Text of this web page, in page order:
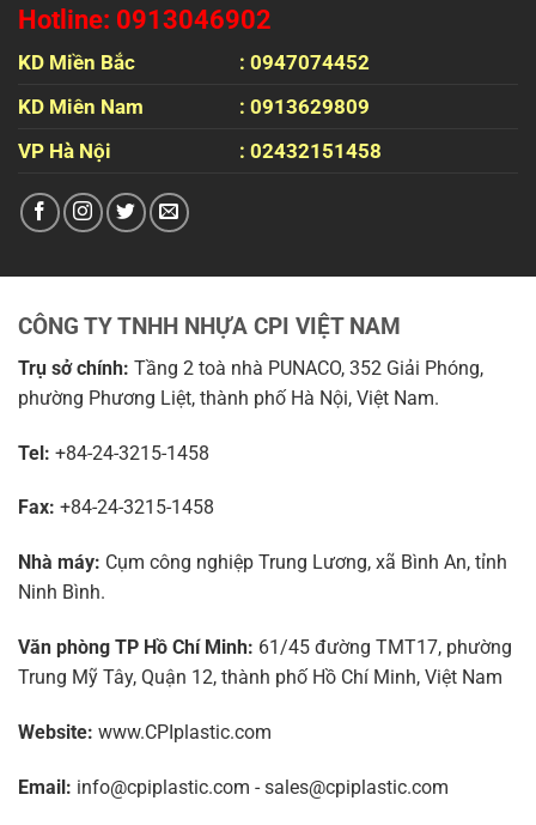
Hotline: 0913046902
KD Miền Bắc
: 0947074452
KD Miên Nam
: 0913629809
VP Hà Nội
: 02432151458
CÔNG TY TNHH NHỰA CPI VIỆT NAM
Trụ sở chính: Tầng 2 toà nhà PUNACO, 352 Giải Phóng,
phường Phương Liệt, thành phố Hà Nội, Việt Nam.
Tel: +84-24-3215-1458
Fax: +84-24-3215-1458
Nhà máy: Cụm công nghiệp Trung Lương, xã Bình An, tỉnh
Ninh Bình.
Văn phòng TP Hồ Chí Minh: 61/45 đường TMT17, phường
Trung Mỹ Tây, Quận 12, thành phố Hồ Chí Minh, Việt Nam
Website: www.CPIplastic.com
Email: info@cpiplastic.com - sales@cpiplastic.com